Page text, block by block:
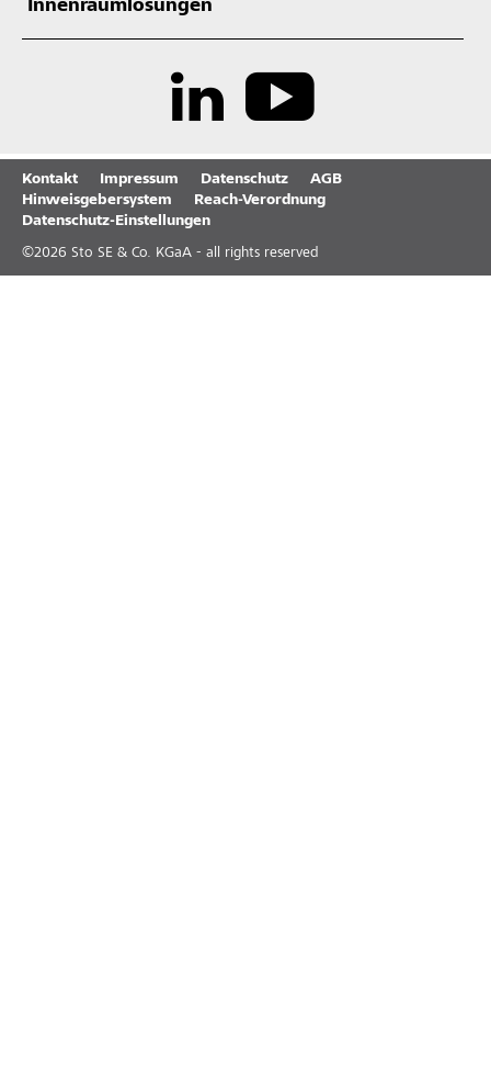
Innenraumlösungen
Kontakt Impressum Datenschutz
AGB
Hinweisgebersystem
Reach-Verordnung
Datenschutz-Einstellungen
©2026 Sto SE & Co. KGaA - all rights reserved